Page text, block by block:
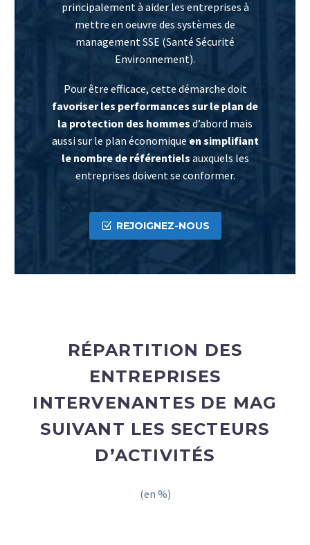
principalement à aider les entreprises à
mettre en oeuvre des systèmes de
management SSE (Santé Sécurité
Environnement).
Pour être efficace, cette démarche doit
favoriser les performances sur le plan de
la protection des hommes d’abord mais
aussi sur le plan économique en simplifiant
le nombre de référentiels auxquels les
entreprises doivent se conformer.
Z REJOIGNEZ-NOUS
RÉPARTITION DES
ENTREPRISES
INTERVENANTES DE MAG
SUIVANT LES SECTEURS
D’ACTIVITÉS
(en %)